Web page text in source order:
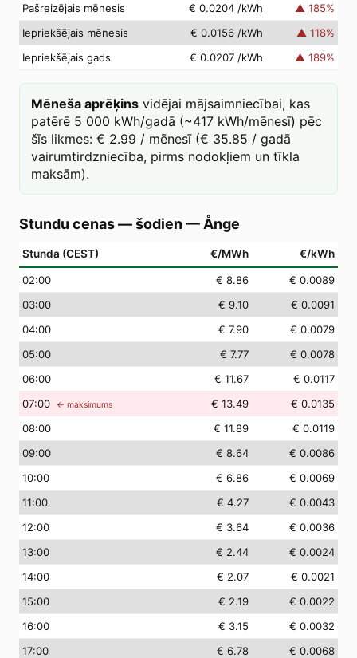
Pašreizējais mēnesis
€ 0.0204 /kWh ▲ 185%
Iepriekšējais mēnesis
€ 0.0156 /kWh ▲ 118%
Iepriekšējais gads
€ 0.0207 /kWh ▲ 189%
Mēneša aprēķins vidējai mājsaimniecībai, kas
patērē 5 000 kWh/gadā (~417 kWh/mēnesī) pēc
šīs likmes: € 2.99 / mēnesī (€ 35.85 / gadā
vairumtirdzniecība, pirms nodokļiem un tīkla
maksām).
Stundu cenas — šodien — Ånge
Stunda (CEST) €/MWh €/kWh
02:00 € 8.86
€ 0.0089
03:00 € 9.10
€ 0.0091
04:00 € 7.90
€ 0.0079
05:00 € 7.77
€ 0.0078
06:00 € 11.67
€ 0.0117
07:00 ← maksimums € 13.49
€ 0.0135
08:00 € 11.89
€ 0.0119
09:00 € 8.64
€ 0.0086
10:00 € 6.86
€ 0.0069
11:00 € 4.27
€ 0.0043
12:00 € 3.64
€ 0.0036
13:00 € 2.44
€ 0.0024
14:00 € 2.07
€ 0.0021
15:00 € 2.19
€ 0.0022
16:00 € 3.15
€ 0.0032
17:00 € 6.78
€ 0.0068